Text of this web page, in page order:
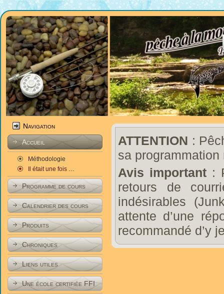
Navigation
Accueil
Méthodologie
Il était une fois …
Programme de cours
Calendrier des cours
Produits
Chroniques
Liens utiles
Une école certifiée FFI
ATTENTION :
sa
Avis important :
retours de
indésirables
attente d’une
recommandé d’y